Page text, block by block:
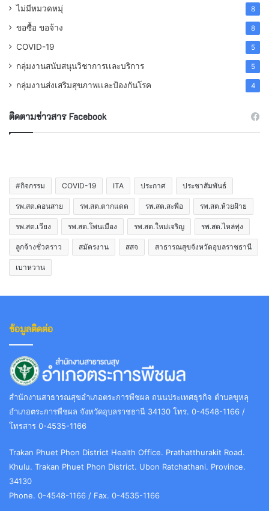
ไม่มีหมวดหมุ่ 8
ขอซื้อ ขอจ้าง 8
COVID-19 5
กลุ่มงานสนับสนุนวิชาการเเละบริการ 5
กลุ่มงานส่งเสริมสุขภาพเเละป้องกันโรค 4
ติดตามข่าวสาร Facebook
#กิจกรรม COVID-19 ITA ประกาศ ประชาสัมพันธ์
รพ.สต.คอนสาย รพ.สต.ตากแดด รพ.สต.สะพือ รพ.สต.ห้วยฝ้าย
รพ.สต.เวียง รพ.สต.โพนเมือง รพ.สต.ใหม่เจริญ รพ.สต.ไหล่ทุ่ง
ลูกจ้างชั่วคราว สมัครงาน สสจ สาธารณสุขจังหวัดอุบลราชธานี
เบาหวาน
ข้อมูลติดต่อ
สำนักงานสาธารณสุขอำเภอตระการพืชผล ถนนประเทศธุรกิจ ตำบลขุหลุ
อำเภอตระการพืชผล จังหวัดอุบลราชธานี 34130 โทร. 0-4548-1166 /
โทรสาร 0-4535-1166
Trakan Phuet Phon District Health Office. Prathatthurakit Road.
Khulu. Trakan Phuet Phon District. Ubon Ratchathani. Province.
34130
Phone. 0-4548-1166 / Fax. 0-4535-1166